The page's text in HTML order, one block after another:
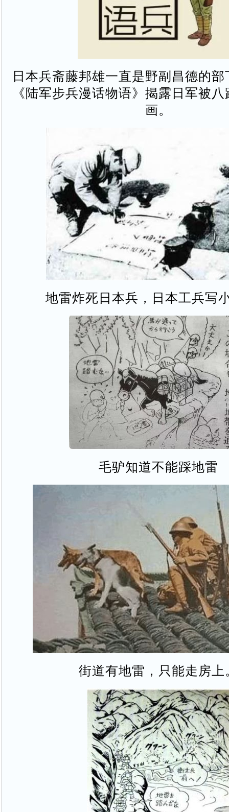
日本兵斋藤邦雄一直是野副昌德的
《陆军步兵漫话物语》揭露日军被
画。
地雷炸死日本兵，日本工兵写
毛驴知道不能踩地雷
街道有地雷，只能走房上